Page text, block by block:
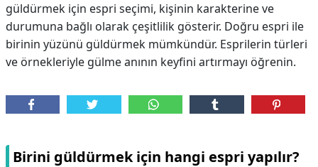
güldürmek için espri seçimi, kişinin karakterine ve
durumuna bağlı olarak çeşitlilik gösterir. Doğru espri ile
birinin yüzünü güldürmek mümkündür. Esprilerin türleri
ve örnekleriyle gülme anının keyfini artırmayı öğrenin.
Birini güldürmek için hangi espri yapılır?